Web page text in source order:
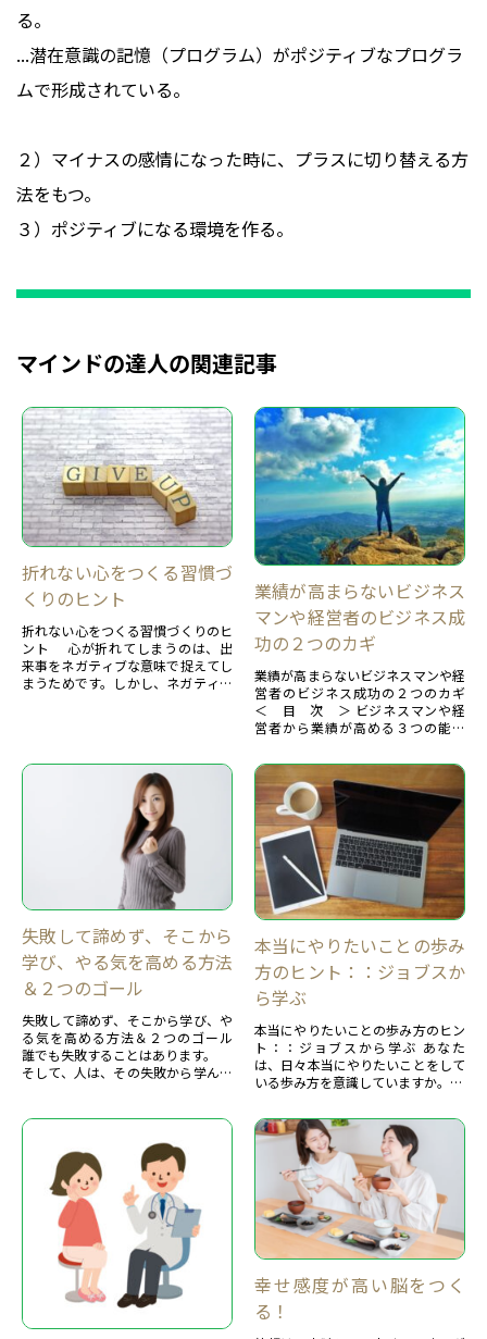
る。
...潜在意識の記憶（プログラム）がポジティブなプログラ
ムで形成されている。
２）マイナスの感情になった時に、プラスに切り替える方
法をもつ。
３）ポジティブになる環境を作る。
マインドの達人の関連記事
折れない心をつくる習慣づ
くりのヒント
折れない心をつくる習慣づくりのヒ
ント 心が折れてしまうのは、出
来事をネガティブな意味で捉えてし
まうためです。しかし、ネガティブ
業績が高まらないビジネス
マンや経営者のビジネス成
功の２つのカギ
業績が高まらないビジネスマンや経
営者のビジネス成功の２つのカギ
＜ 目 次 ＞ ビジネスマンや経
営者から業績が高める３つの能力
悩みあなたに、今の時代...
失敗して諦めず、そこから
学び、やる気を高める方法
＆２つのゴール
失敗して諦めず、そこから学び、や
る気を高める方法＆２つのゴール
誰でも失敗することはあります。
そして、人は、その失敗から学んで
ち...
本当にやりたいことの歩み
方のヒント：：ジョブスか
ら学ぶ
本当にやりたいことの歩み方のヒン
ト：：ジョブスから学ぶ あなた
は、日々本当にやりたいことをして
いる歩み方を意識していますか。
もし、Noでしたら、今日は、天才
＆成功者から学びましょう！！
幸せ感度が高い脳をつく
る！